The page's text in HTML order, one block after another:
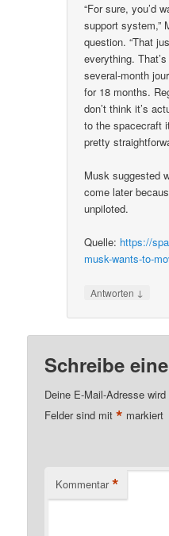
“For sure, you’d
support system,”
question. “That
everything.
several-month
for 18 months.
don’t think it’s
to the spacecraft
pretty
Musk suggested
come later
unpiloted.
Quelle: https://
musk-wants-to-
Antworten ↓
Schreibe
Deine E-Mail-Adresse
Felder sind mit* markiert
Kommentar *